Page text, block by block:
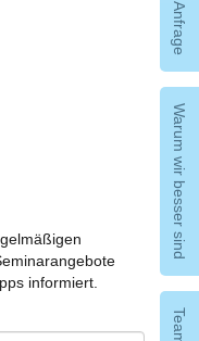
informiert.
Anfrage
Warum wir besser sind
Team